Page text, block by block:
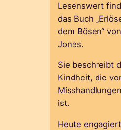
Lesenswert
das Buch
dem Bösen“
Jones.
Sie beschreibt
Kindheit, die
ist.
Heute